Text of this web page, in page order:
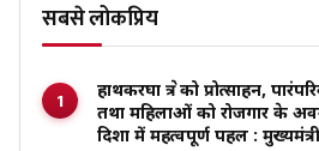
सबसे लोकप्रिय
हाथकरघा क्षेत्र को प्रोत्साहन,
तथा महिलाओं को रोजगार के
दिशा में महत्वपूर्ण पहल :